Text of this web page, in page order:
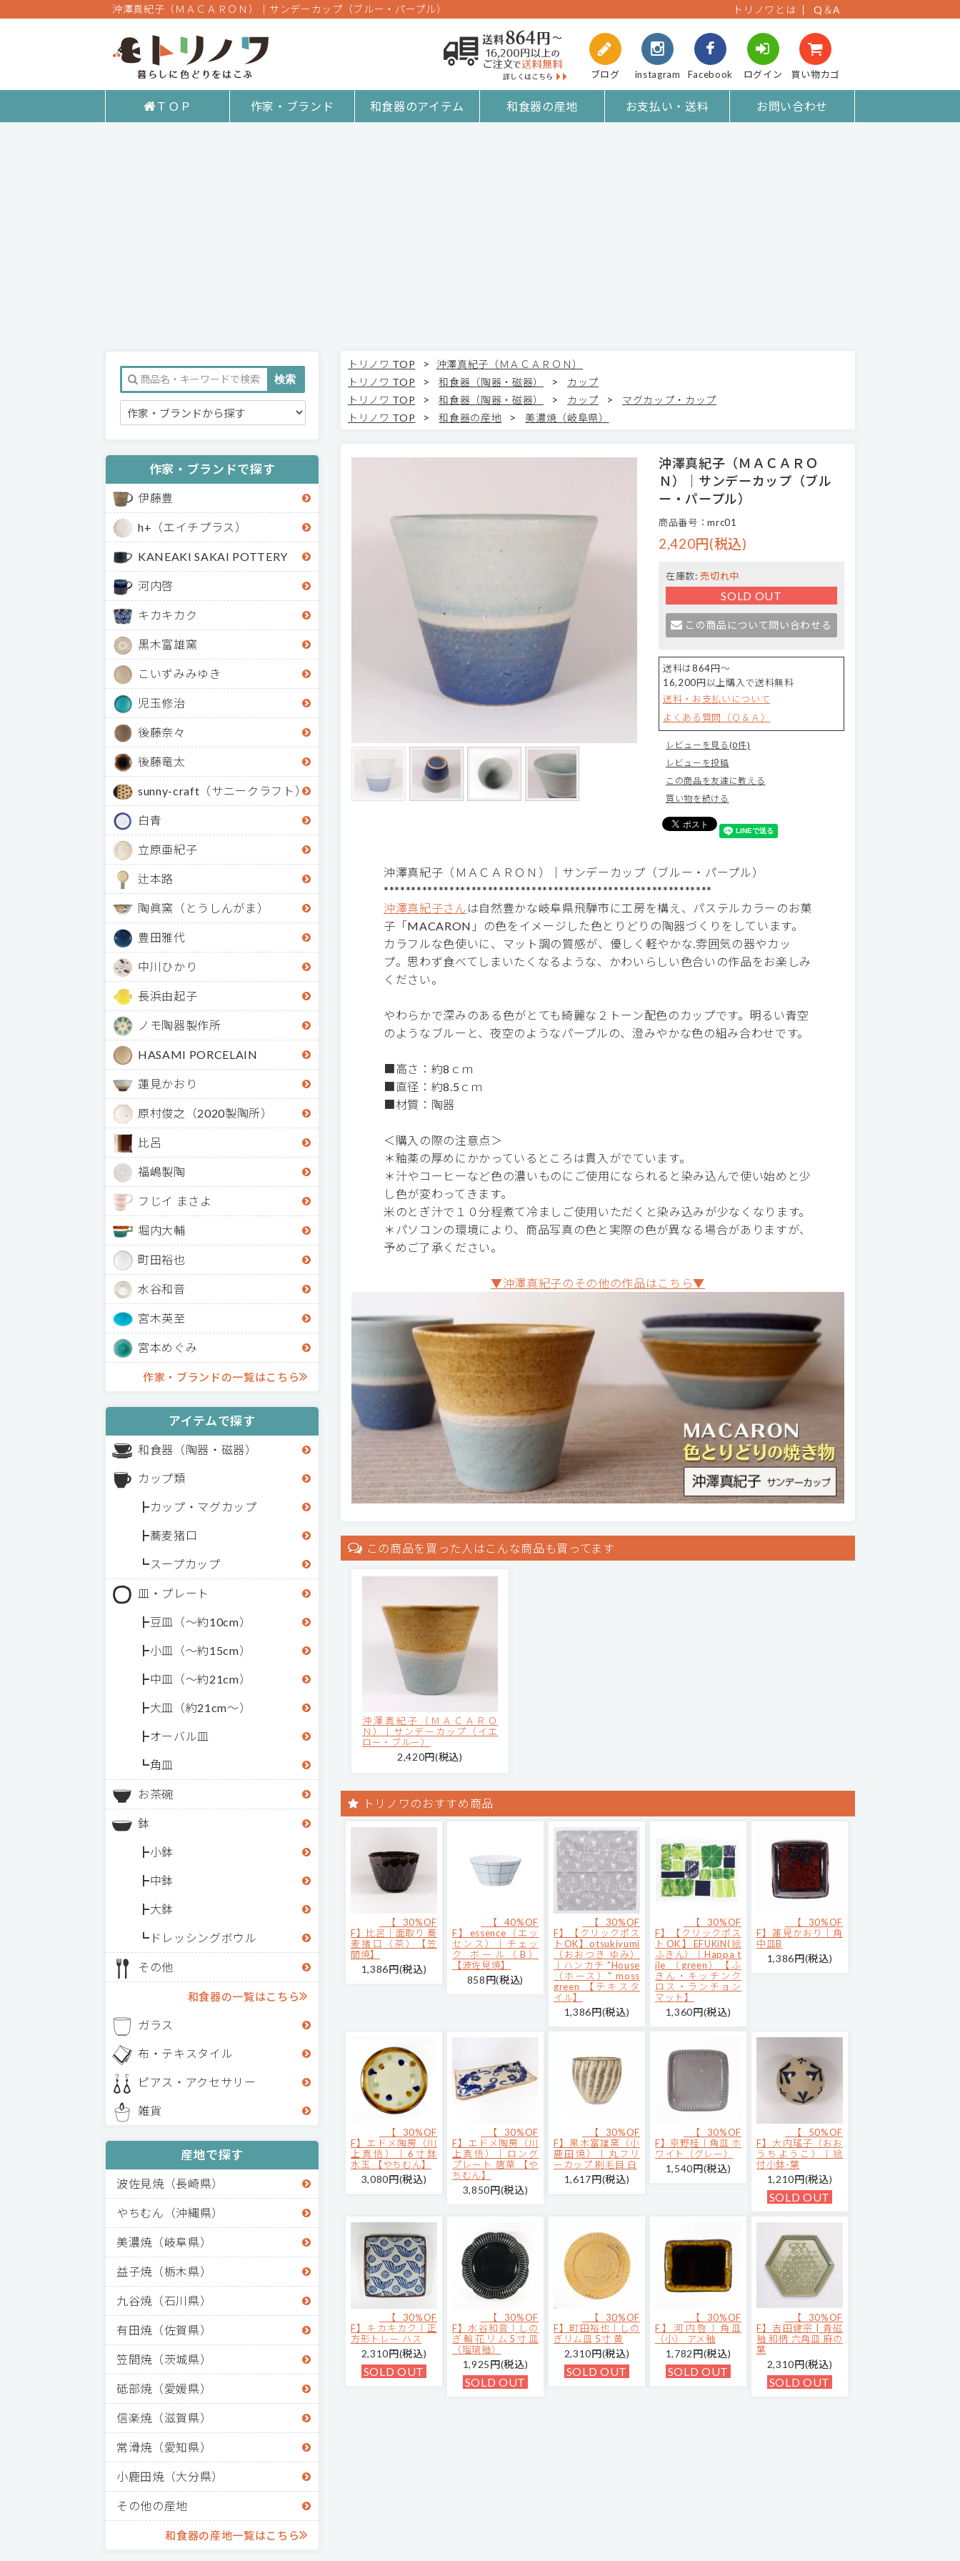
沖澤真紀子（ＭＡＣＡＲＯＮ）｜サンデーカップ（ブルー・パープル） トリノワとは Q＆A
ブログ instagram Facebook ログイン 買い物カゴ
ＴＯＰ 作家・ブランド 和食器のアイテム 和食器の産地 お支払い・送料 お問い合わせ
作家・ブランドで探す
伊藤豊
h+（エイチプラス）
KANEAKI SAKAI POTTERY
河内啓
キカキカク
黒木富雄窯
こいずみみゆき
児玉修治
後藤奈々
後藤竜太
sunny-craft（サニークラフト）
白青
立原亜紀子
辻本路
陶眞窯（とうしんがま）
豊田雅代
中川ひかり
長浜由起子
ノモ陶器製作所
HASAMI PORCELAIN
蓮見かおり
原村俊之（2020製陶所）
比呂
福嶋製陶
フじイ まさよ
堀内大輔
町田裕也
水谷和音
宮木英至
宮本めぐみ
作家・ブランドの一覧はこちら
アイテムで探す
和食器（陶器・磁器）
カップ類
カップ・マグカップ
蕎麦猪口
スープカップ
皿・プレート
豆皿（～約10cm）
小皿（～約15cm）
中皿（～約21cm）
大皿（約21cm～）
オーバル皿
角皿
お茶碗
鉢
小鉢
中鉢
大鉢
ドレッシングボウル
その他
和食器の一覧はこちら
ガラス
布・テキスタイル
ピアス・アクセサリー
雑貨
産地で探す
波佐見焼（長崎県）
やちむん（沖縄県）
美濃焼（岐阜県）
益子焼（栃木県）
九谷焼（石川県）
有田焼（佐賀県）
笠間焼（茨城県）
砥部焼（愛媛県）
信楽焼（滋賀県）
常滑焼（愛知県）
小鹿田焼（大分県）
その他の産地
和食器の産地一覧はこちら
トリノワ TOP >
沖澤真紀子（ＭＡＣＡＲＯＮ）
トリノワ TOP
> 和食器（陶器・磁器） >
カップ
トリノワ TOP
> 和食器（陶器・磁器） > カップ >
マグカップ・カップ
トリノワ TOP
> 和食器の産地 > 美濃焼（岐阜県）
沖澤真紀子（ＭＡＣＡＲＯ
Ｎ）｜サンデーカップ（ブル
ー・パープル）
商品番号：mrc01
2,420円(税込)
在庫数: 売切れ中
SOLD OUT
この商品について問い合わせる
送料は864円～
16,200円以上購入で送料無料
送料・お支払いについて
よくある質問（Ｑ＆Ａ）
レビューを見る(0件)
レビューを投稿
この商品を友達に教える
買い物を続ける
沖澤真紀子（ＭＡＣＡＲＯＮ）｜サンデーカップ（ブルー・パープル）
************************************************************
沖澤真紀子さん は自然豊かな岐阜県飛騨市に工房を構え、パステルカラーのお菓
子「MACARON」の色をイメージした色とりどりの陶器づくりをしています。
カラフルな色使いに、マット調の質感が、優しく軽やかな.雰囲気の器やカッ
プ。思わず食べてしまいたくなるような、かわいらしい色合いの作品をお楽しみ
ください。
やわらかで深みのある色がとても綺麗な２トーン配色のカップです。明るい青空
のようなブルーと、夜空のようなパープルの、澄みやかな色の組み合わせです。
■高さ：約8ｃｍ
■直径：約8.5ｃｍ
■材質：陶器
＜購入の際の注意点＞
＊釉薬の厚めにかかっているところは貫入がでています。
＊汁やコーヒーなど色の濃いものにご使用になられると染み込んで使い始めと少
し色が変わってきます。
米のとぎ汁で１０分程煮て冷ましご使用いただくと染み込みが少なくなります。
＊パソコンの環境により、商品写真の色と実際の色が異なる場合がありますが、
予めご了承ください。
▼沖澤真紀子のその他の作品はこちら▼
この商品を買った人はこんな商品も買ってます
沖澤真紀子（ＭＡＣＡＲＯ
Ｎ）｜サンデーカップ（イエ
ロー・ブルー）
2,420円(税込)
トリノワのおすすめ商品
【30%OF
F】比呂｜面取り 蕎
麦猪口（茶）【笠
間焼】
1,386円(税込)
【40%OF
F】essence（エッ
センス）｜チェッ
ク ボール（B）
【波佐見焼】
858円(税込)
【30%OF
F】【クリックポス
トOK】otsukiyumi
（おおつき ゆみ）
｜ハンカチ "House
（ホース）" moss
green 【テキスタ
イル】
1,386円(税込)
【30%OF
F】【クリックポス
トOK】EFUKiN(絵
ふきん）｜Happa t
ile （green）【ふ
きん・キッチンク
ロス・ランチョン
マット】
1,360円(税込)
【30%OF
F】蓮見かおり｜角
中皿B
1,386円(税込)
【30%OF
F】エドメ陶房（川
上真悟）｜6寸鉢
水玉 【やちむん】
3,080円(税込)
【30%OF
F】エドメ陶房（川
上真悟）｜ロング
プレート 唐草 【や
ちむん】
3,850円(税込)
【30%OF
F】黒木富雄窯（小
鹿田焼）｜丸フリ
ーカップ 刷毛目 白
1,617円(税込)
【30%OF
F】京野桂｜角皿 ホ
ワイト（グレー）
1,540円(税込)
【50%OF
F】大内瑤子（おお
うちようこ）｜絵
付小鉢-葉
1,210円(税込)
SOLD OUT
【30%OF
F】キカキカク｜正
方形トレー ハス
2,310円(税込)
SOLD OUT
【30%OF
F】水谷和音│しの
ぎ輪花リム5寸皿
（瑠璃釉）
1,925円(税込)
SOLD OUT
【30%OF
F】町田裕也｜しの
ぎリム皿 5寸 黄
2,310円(税込)
SOLD OUT
【30%OF
F】河内啓｜角皿
（小） アメ釉
1,782円(税込)
SOLD OUT
【30%OF
F】吉田健宗 | 青磁
釉 和柄 六角皿 麻の
葉
2,310円(税込)
SOLD OUT